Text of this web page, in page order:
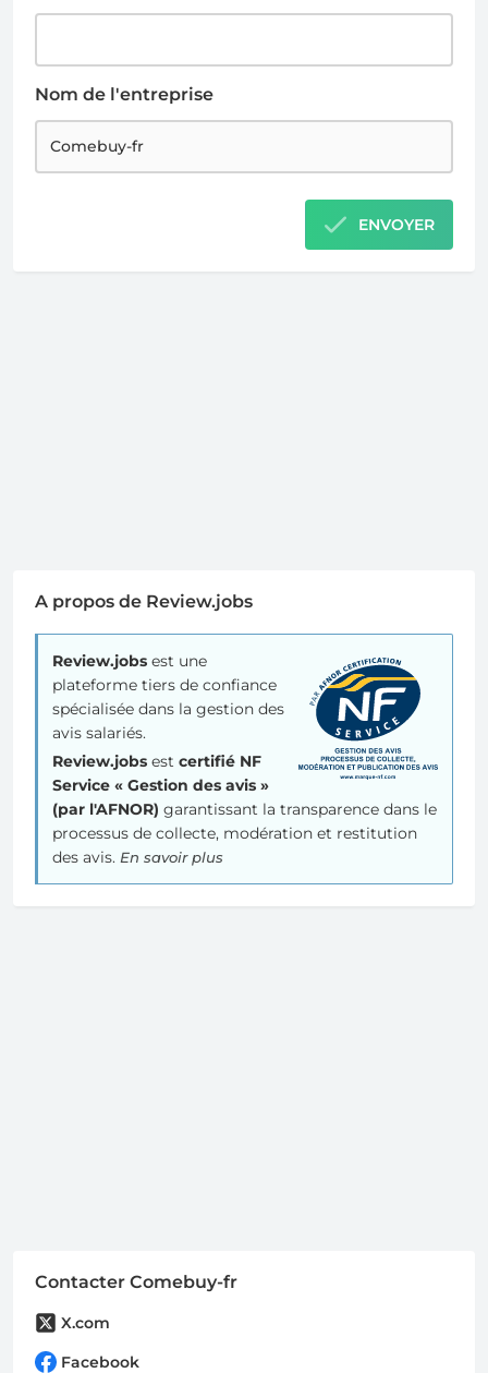
Nom de l'entreprise
ENVOYER
A propos de Review.jobs
Review.jobs est une
plateforme tiers de confiance
spécialisée dans la gestion des
avis salariés.
Review.jobs est certifié NF
Service « Gestion des avis »
(par l'AFNOR) garantissant la transparence dans le
processus de collecte, modération et restitution
des avis. En savoir plus
Contacter Comebuy-fr
X.com
Facebook